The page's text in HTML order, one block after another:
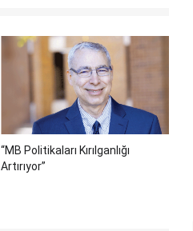
“MB Politikaları Kırılganlığı
Artırıyor”